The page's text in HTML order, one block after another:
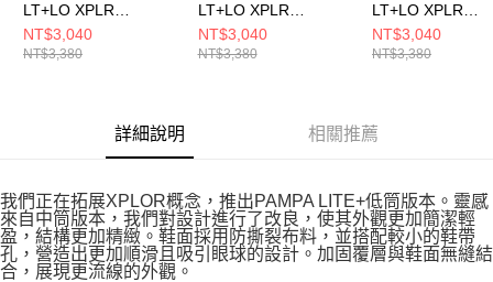
LT+LO XPLR
WP+~BLACK 男女 防
水靴 74474008
NT$3,040
NT$3,380
LT+LO XPLR
WP+~STAR WHITE 男
女 防水靴 74474116
NT$3,040
NT$3,380
LT+LO XPLR
WP+~OLIVE
男女 防水靴
NT$3,040
NT$3,380
詳細說明 相關推薦
我們正在拓展XPLOR概念，推出PAMPA LITE+低筒版本。靈感
來自中筒版本，我們對設計進行了改良，使其外觀更加簡潔輕
盈，結構更加精緻。鞋面採用防撕裂布料，並搭配較小的鞋帶
孔，營造出更加順滑且吸引眼球的設計。加固覆層與鞋面無縫結
合，展現更流線的外觀。